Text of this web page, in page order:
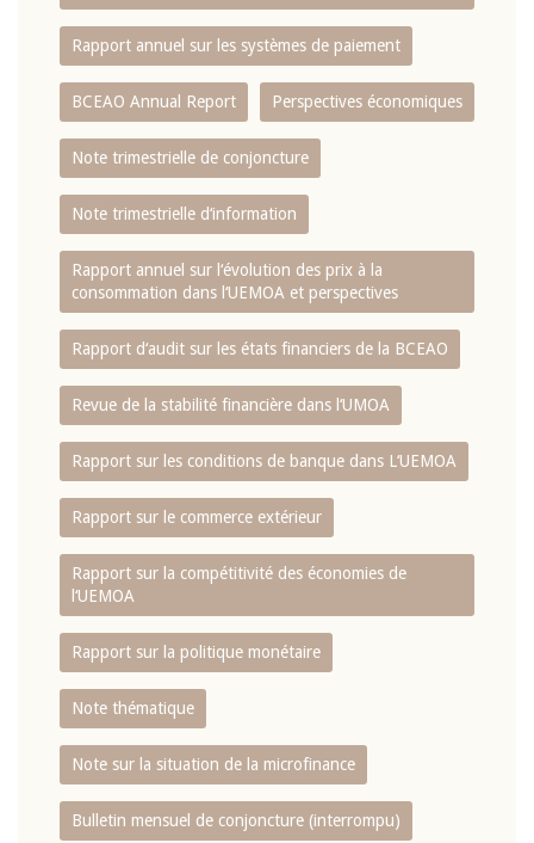
Rapport annuel sur les systèmes de paiement
BCEAO Annual Report Perspectives économiques
Note trimestrielle de conjoncture
Note trimestrielle d‘information
Rapport annuel sur l‘évolution des prix à la
consommation dans l‘UEMOA et perspectives
Rapport d‘audit sur les états financiers de la BCEAO
Revue de la stabilité financière dans l‘UMOA
Rapport sur les conditions de banque dans L‘UEMOA
Rapport sur le commerce extérieur
Rapport sur la compétitivité des économies de
l‘UEMOA
Rapport sur la politique monétaire
Note thématique
Note sur la situation de la microfinance
Bulletin mensuel de conjoncture (interrompu)